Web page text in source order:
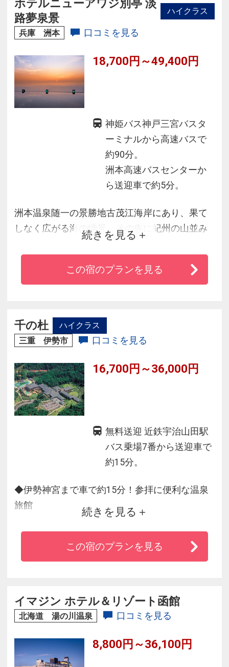
ホテルニューアワジ別亭 淡
路夢泉景
ハイクラス
兵庫 洲本 口コミを見る
18,700円～49,400円
神姫バス神戸三宮バスタ
ーミナルから高速バスで
約90分。
洲本高速バスセンターか
ら送迎車で約5分。
洲本温泉随一の景勝地古茂江海岸にあり、果て
しなく広がる海の情景、その先に紀州の山並み
を望みます。海に浮かぶ湯の船のようなメゾネ
ットタイプの湯賓閣では、空へ誘うインフィニ
ティバス、波打ち際の露天風呂など海・空・湯
眺め、夜には満点の星空を仰ぎながら極上の休
日をお過ごしください。
続きを見る
この宿のプランを見る
千の杜
ハイクラス
三重 伊勢市
口コミを見る
16,700円～36,000円
無料送迎 近鉄宇治山田駅
バス乗場7番から送迎車で
約15分。
◆伊勢神宮まで車で約15分！参拝に便利な温泉
旅館
◆杜の自然が目の前に広がるゆったりとした大
浴場・露天風呂で癒しのひとときを
◆伊勢海老や松阪牛など伊勢志摩の新鮮な食
室、夏季限定の屋外流水プールなどの施設が充
実
種ご用意
続きを見る
この宿のプランを見る
イマジン ホテル＆リゾート函館
北海道 湯の川温泉 口コミを見る
8,800円～36,100円